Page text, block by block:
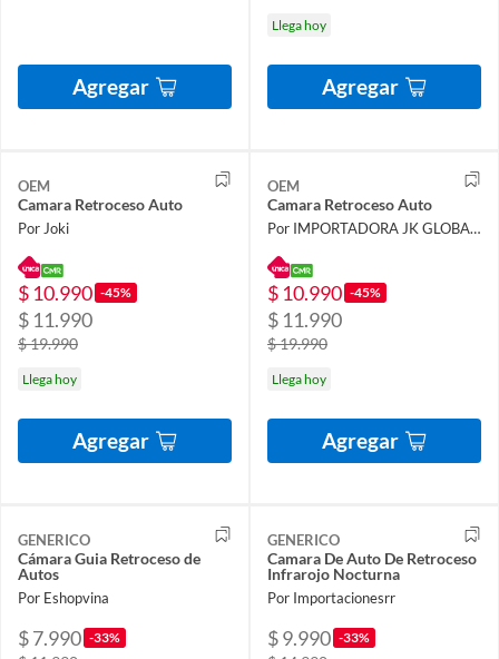
Agregar
Llega hoy
Agregar
OEM
Camara Retroceso Auto
Por Joki
$ 10.990 -45%
$ 11.990
$ 19.990
Llega hoy
Agregar
OEM
Camara Retroceso Auto
Por IMPORTADORA JK GLOBAL SPA
$ 10.990 -45%
$ 11.990
$ 19.990
Llega hoy
Agregar
GENERICO
Cámara Guia Retroceso de
Autos
Por Eshopvina
$ 7.990 -33%
GENERICO
Camara De Auto De Retroceso
Infrarojo Nocturna
Por Importacionesrr
$ 9.990 -33%